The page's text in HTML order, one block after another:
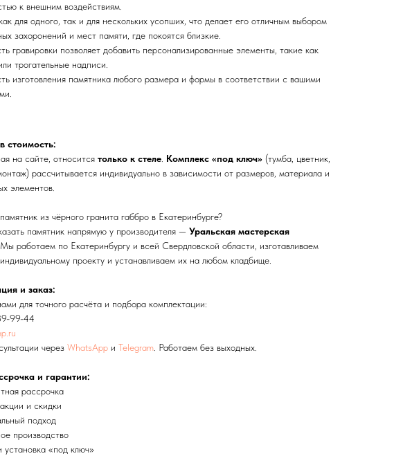
к внешним воздействиям.
для одного, так и для нескольких усопших, что делает его отличным выбором
захоронений и мест памяти, где покоятся близкие.
гравировки позволяет добавить персонализированные элементы, такие как
трогательные надписи.
изготовления памятника любого размера и формы в соответствии с вашими
стоимость:
на сайте, относится только к стеле Комплекс «под ключ» (тумба, цветник,
рассчитывается индивидуально в зависимости от размеров, материала и
элементов.
из чёрного гранита габбро в Екатеринбурге?
памятник напрямую у производителя — Уральская мастерская
. Мы работаем по Екатеринбургу и всей Свердловской области, изготавливаем
проекту и устанавливаем их на любом кладбище.
и заказ:
для точного расчёта и подбора комплектации:
99-44
через WhatsApp и Telegram . Работаем без выходных.
и гарантии:
рассрочка
и скидки
подход
производство
установка «под ключ»